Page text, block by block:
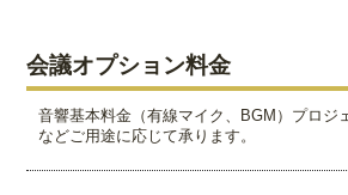
会議オプション料金
音響基本料金（有線マイク、BGM）プロジ
などご用途に応じて承ります。